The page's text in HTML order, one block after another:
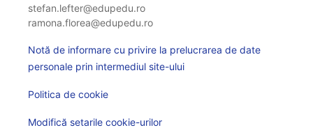
stefan.lefter@edupedu.ro
ramona.florea@edupedu.ro
Notă de informare cu privire la prelucrarea de date
personale prin intermediul site-ului
Politica de cookie
Modifică setarile cookie-urilor